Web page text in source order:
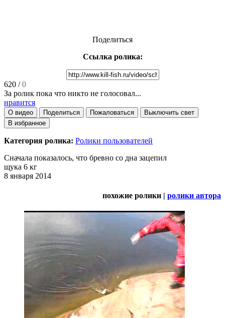
Поделиться
Ссылка ролика:
620 /0
За ролик пока что никто не голосовал...
нравится
О видео Поделиться Пожаловаться
Выключить свет
В избранное
Категория ролика: Ролики пользователей
Сначала показалось, что бревно со дна зацепил
щука 6 кг
8 января 2014
похожие ролики | ролики автора